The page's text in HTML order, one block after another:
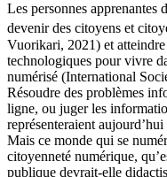
Les personnes apprenantes
devenir des citoyens et
Vuorikari, 2021) et atteindre
technologiques pour vivre
numérisé (International
Résoudre des problèmes
ligne, ou juger les
représenteraient
Mais ce monde qui se
citoyenneté numérique,
publique devrait-elle